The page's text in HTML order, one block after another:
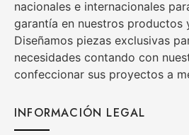
nacionales e internacionales
garantía en nuestros productos
Diseñamos piezas exclusivas
necesidades contando con
confeccionar sus proyectos a
INFORMACIÓN LEGAL